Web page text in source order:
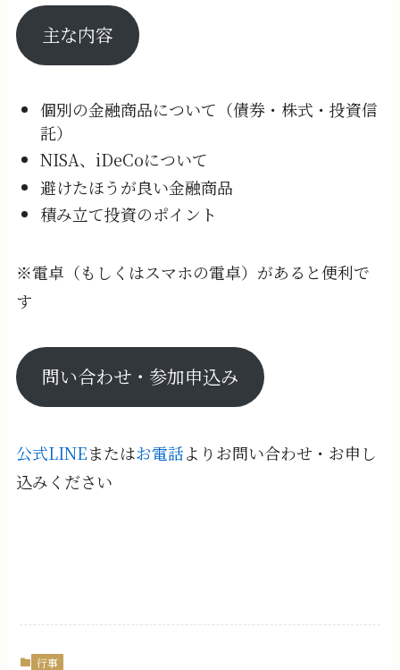
主な内容
個別の金融商品について（債券・株式・投資信
託）
NISA、iDeCoについて
避けたほうが良い金融商品
積み立て投資のポイント
※電卓（もしくはスマホの電卓）があると便利で
す
問い合わせ・参加申込み
公式LINEまたはお電話よりお問い合わせ・お申し
込みください
行事